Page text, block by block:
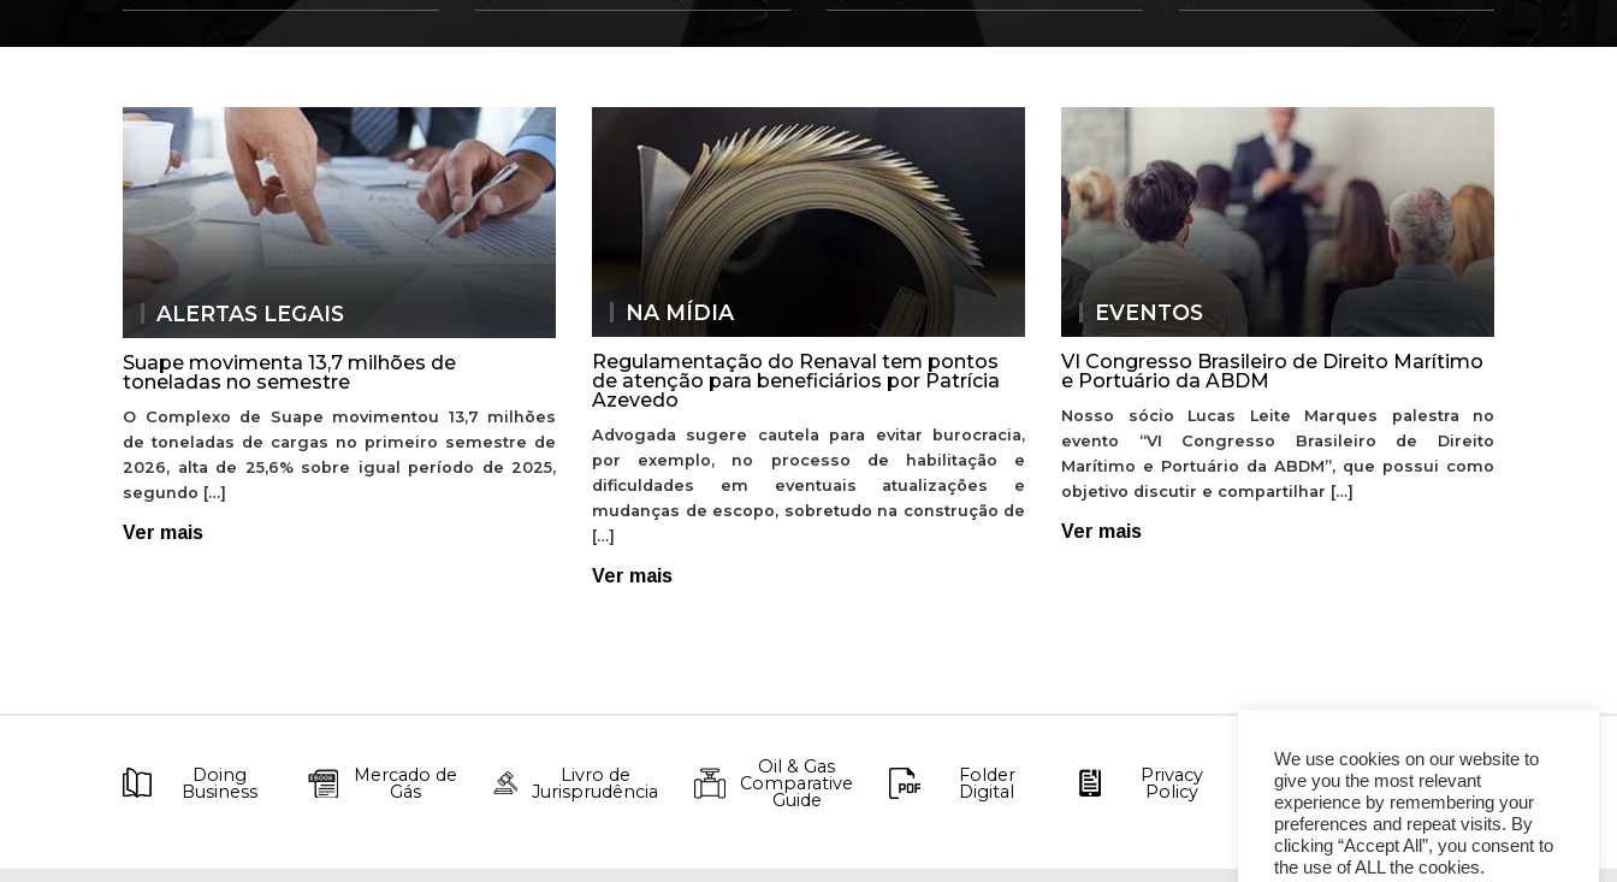
ALERTAS LEGAIS
Suape movimenta 13,7 milhões de
toneladas no semestre
O Complexo de Suape movimentou 13,7 milhões
de toneladas de cargas no primeiro semestre de
2026, alta de 25,6% sobre igual período de 2025,
segundo […]
Ver mais
NA MÍDIA
Regulamentação do Renaval tem pontos
de atenção para beneficiários por Patrícia
Azevedo
Advogada sugere cautela para evitar burocracia,
por exemplo, no processo de habilitação e
dificuldades em eventuais atualizações e
mudanças de escopo, sobretudo na construção de
[…]
Ver mais
EVENTOS
VI Congresso Brasileiro de Direito Marítimo
e Portuário da ABDM
Nosso sócio Lucas Leite Marques palestra no
evento “VI Congresso Brasileiro de Direito
Marítimo e Portuário da ABDM”, que possui como
objetivo discutir e compartilhar […]
Ver mais
Doing
Business
Mercado de
Gás
Livro de
Jurisprudência
Oil & Gas
Comparative
Guide
Folder
Digital
Privacy
Policy
We use cookies on our website to
give you the most relevant
experience by remembering your
preferences and repeat visits. By
clicking “Accept All”, you consent to
the use of ALL the cookies.